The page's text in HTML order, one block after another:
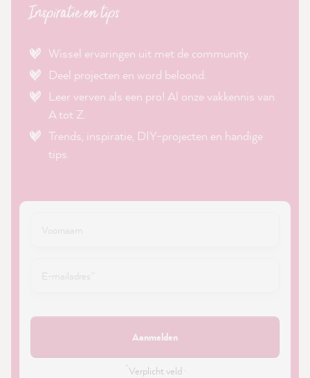
Inspiratie en tips
Wissel ervaringen uit met de community.
Deel projecten en word beloond.
Leer verven als een pro! Al onze vakkennis van
A tot Z.
Trends, inspiratie, DIY-projecten en handige
tips.
Aanmelden
Verplicht veld ·